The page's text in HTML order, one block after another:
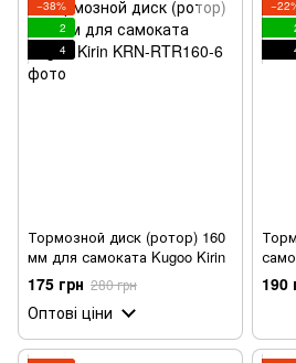
−38%
2
4
Тормозной диск (ротор) 160
мм для самоката Kugoo Kirin
175 грн 280 грн
Оптові ціни
190